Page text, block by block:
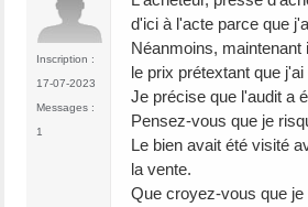
Inscription :
17-07-2023
Messages :
1
d'ici à l'acte parce que
Néanmoins, maintenant
le prix prétextant que
Je précise que l'audit a
Pensez-vous que je
Le bien avait été visité
la vente.
Que croyez-vous que